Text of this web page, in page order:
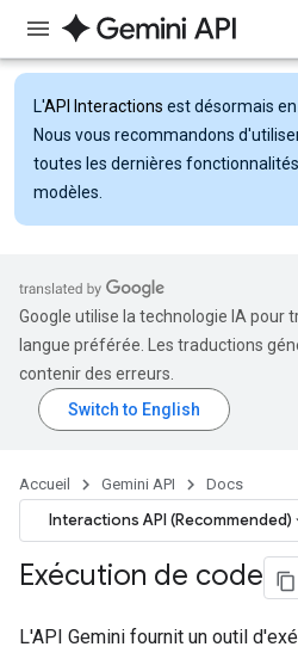
L'API Interactions est désormais
Nous vous recommandons
toutes les dernières
modèles.
Google utilise la technologie IA pour
langue préférée. Les traductions
contenir des erreurs.
Accueil Gemini API Docs
Interactions API (Recommended)
Exécution de code
L'API Gemini fournit un outil